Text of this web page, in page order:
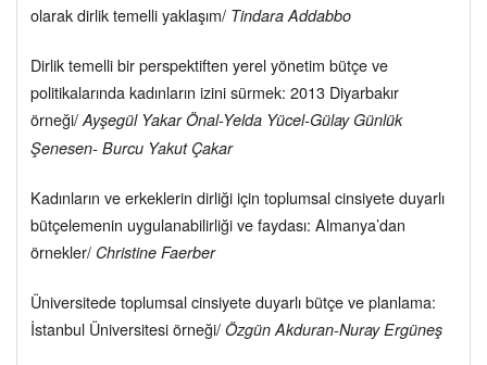
olarak dirlik temelli yaklaşım/ Tindara Addabbo
Dirlik temelli bir perspektiften yerel yönetim bütçe ve
politikalarında kadınların izini sürmek: 2013 Diyarbakır
örneği/ Ayşegül Yakar Önal-Yelda Yücel-Gülay Günlük
Şenesen- Burcu Yakut Çakar
Kadınların ve erkeklerin dirliği için toplumsal cinsiyete duyarlı
bütçelemenin uygulanabilirliği ve faydası: Almanya’dan
örnekler/ Christine Faerber
Üniversitede toplumsal cinsiyete duyarlı bütçe ve planlama:
İstanbul Üniversitesi örneği/ Özgün Akduran-Nuray Ergüneş